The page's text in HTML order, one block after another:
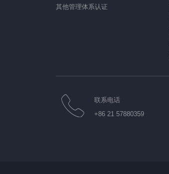
其他管理体系认证
联系电话
+86 21 57880359